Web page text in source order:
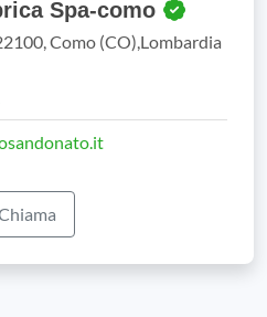
Spa-como
Como (CO),Lombardia